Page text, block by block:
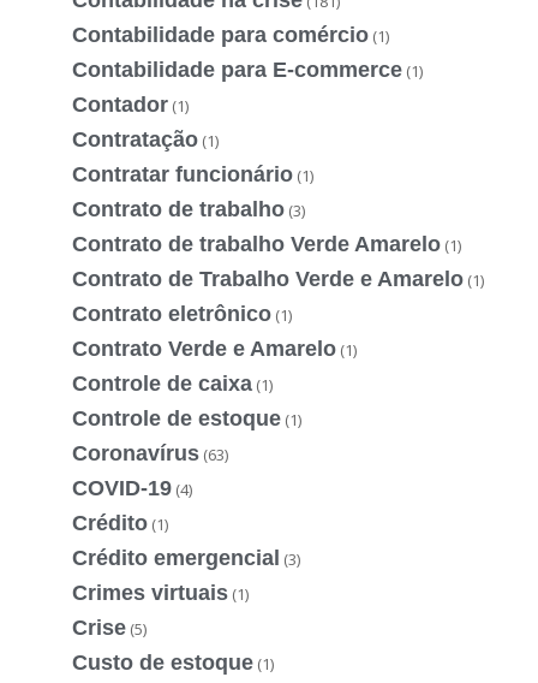
Contabilidade para comércio (1)
Contabilidade para E-commerce (1)
Contador (1)
Contratação (1)
Contratar funcionário (1)
Contrato de trabalho (3)
Contrato de trabalho Verde Amarelo (1)
Contrato de Trabalho Verde e Amarelo (1)
Contrato eletrônico (1)
Contrato Verde e Amarelo (1)
Controle de caixa (1)
Controle de estoque (1)
Coronavírus (63)
COVID-19 (4)
Crédito (1)
Crédito emergencial (3)
Crimes virtuais (1)
Crise (5)
Custo de estoque (1)